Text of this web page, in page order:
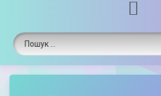
Єврейські національні традиції
Матеріально-технічне
ORT STEAM
Пошук: